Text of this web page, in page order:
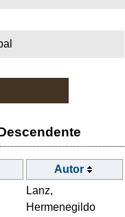
Autor
Lanz,
Hermenegildo